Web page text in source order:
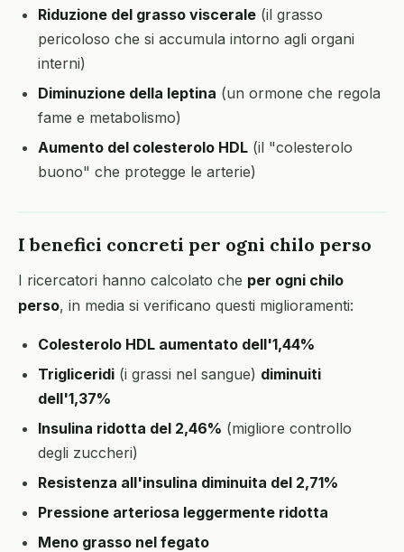
Riduzione del grasso viscerale (il grasso
pericoloso che si accumula intorno agli organi
interni)
Diminuzione della leptina (un ormone che regola
fame e metabolismo)
Aumento del colesterolo HDL (il "colesterolo
buono" che protegge le arterie)
I benefici concreti per ogni chilo perso
I ricercatori hanno calcolato che per ogni chilo
perso, in media si verificano questi miglioramenti:
Colesterolo HDL aumentato dell'1,44%
Trigliceridi (i grassi nel sangue) diminuiti
dell'1,37%
Insulina ridotta del 2,46% (migliore controllo
degli zuccheri)
Resistenza all'insulina diminuita del 2,71%
Pressione arteriosa leggermente ridotta
Meno grasso nel fegato